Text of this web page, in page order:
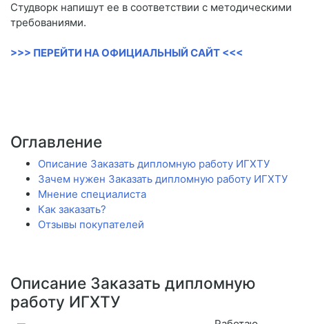
Студворк напишут ее в соответствии с методическими
требованиями.
>>> ПЕРЕЙТИ НА ОФИЦИАЛЬНЫЙ САЙТ <<<
Оглавление
Описание Заказать дипломную работу ИГХТУ
Зачем нужен Заказать дипломную работу ИГХТУ
Мнение специалиста
Как заказать?
Отзывы покупателей
Описание Заказать дипломную
работу ИГХТУ